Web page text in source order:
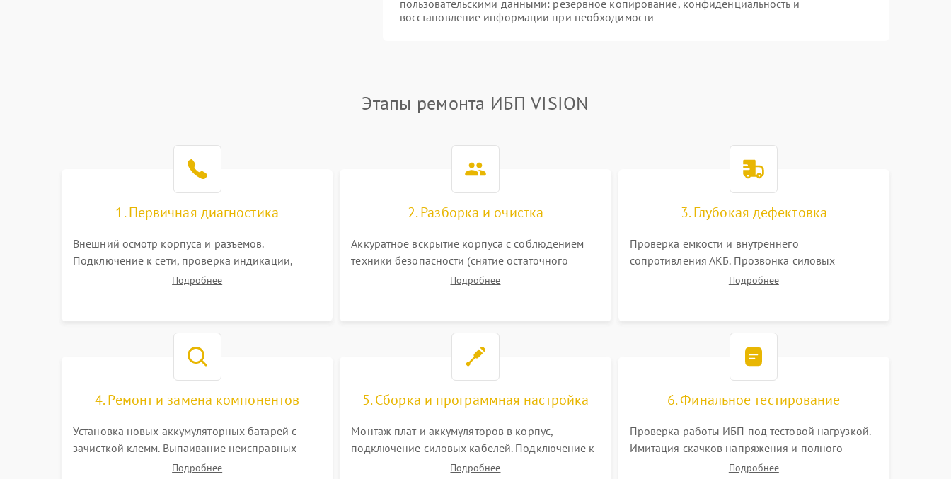
пользовательскими данными: резервное копирование, конфиденциальность и
восстановление информации при необходимости
Этапы ремонта ИБП VISION
1. Первичная диагностика
Внешний осмотр корпуса и разъемов.
Подключение к сети, проверка индикации,
звуковых сигналов и кодов ошибок. Измерение
Подробнее
2. Разборка и очистка
Аккуратное вскрытие корпуса с соблюдением
техники безопасности (снятие остаточного
заряда). Очистка плат, радиаторов и кулеров от
Подробнее
3. Глубокая дефектовка
Проверка емкости и внутреннего
сопротивления АКБ. Прозвонка силовых
транзисторов инвертора, диодов, реле
Подробнее
4. Ремонт и замена компонентов
Установка новых аккумуляторных батарей с
зачисткой клемм. Выпаивание неисправных
элементов инвертора или цепи зарядки и
Подробнее
5. Сборка и программная настройка
Монтаж плат и аккумуляторов в корпус,
подключение силовых кабелей. Подключение к
ПК для программной калибровки констант
Подробнее
6. Финальное тестирование
Проверка работы ИБП под тестовой нагрузкой.
Имитация скачков напряжения и полного
отключения сети. Контроль времени автономной
Подробнее